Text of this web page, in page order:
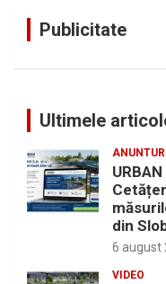
Publicitate
Ultimele
ANUNTURI
din
6 august
VIDEO